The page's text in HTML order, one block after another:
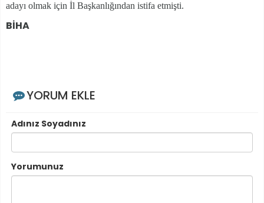
adayı olmak için İl Başkanlığından istifa etmişti.
BİHA
YORUM EKLE
Adınız Soyadınız
Yorumunuz